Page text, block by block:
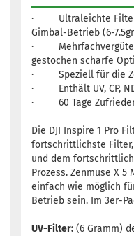
· Ultraleichte Filter
Gimbal-Betrieb (6-
· Mehrfachvergütet
gestochen scharfe
· Speziell für die
· Enthält UV, CP,
· 60 Tage
Die DJI Inspire 1 Pro
fortschrittlichste
und dem
Prozess. Zenmuse X 5
einfach wie möglich
Betrieb sein. Im 3er-
UV-Filter: (6 Gramm)